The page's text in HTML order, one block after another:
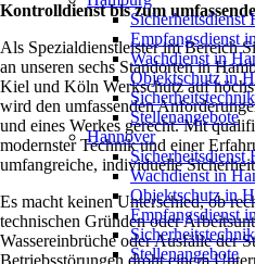
Sicherheitsdienst
Empfangsdienst
Wachdienst in
Objektschutz in
Sicherheitstechnik
Stellenangebote
Hannover
Sicherheitsdienst
Wachdienst in
Objektschutz in
Empfangsdienst
Sicherheitstechnik
Stellenangebote
Kontrolldienst bis zum
Als Spezialdienstleister im Bereich
an unseren sechs Standorten in
Kiel und Köln Werkschutz auf
wird den umfassenden
und eines Werkes gerecht. Mit
modernster Technik und einer
umfangreiche, individuelle
Es macht keinen Unterschied, ob
technischen Gründen oder
Wassereinbrüche oder Ausfälle der
Betriebsstörungen droht einem